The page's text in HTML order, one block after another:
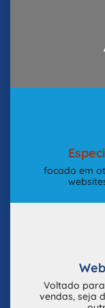
focado em
Voltado
vendas, seja